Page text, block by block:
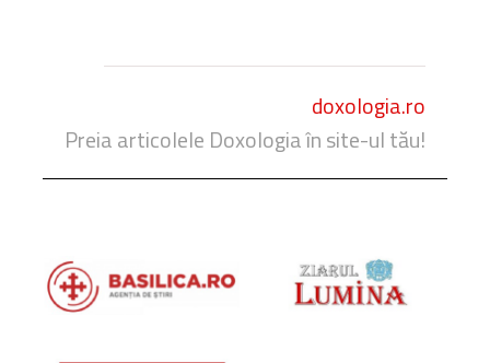
doxologia.ro
Preia articolele Doxologia în site-ul tău!